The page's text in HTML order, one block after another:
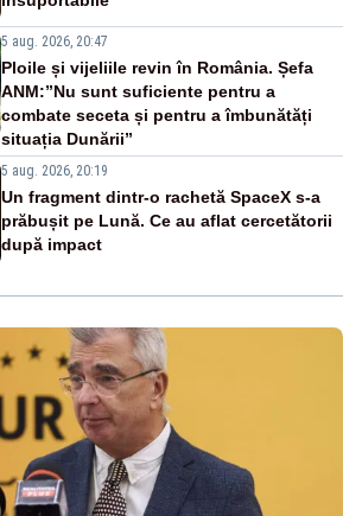
5 aug. 2026, 20:47
Ploile și vijeliile revin în România. Șefa
ANM:”Nu sunt suficiente pentru a
combate seceta și pentru a îmbunătăți
situația Dunării”
5 aug. 2026, 20:19
Un fragment dintr-o rachetă SpaceX s-a
prăbușit pe Lună. Ce au aflat cercetătorii
după impact